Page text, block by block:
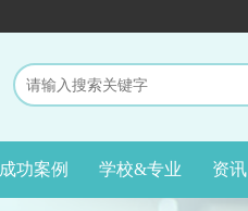
成功案例 学校&专业 资讯